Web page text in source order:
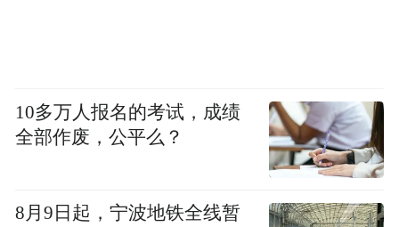
10多万人报名的考试，成绩
全部作废，公平么？
8月9日起，宁波地铁全线暂